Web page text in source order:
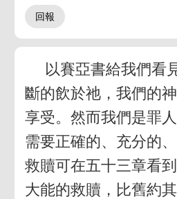
以賽亞書給我們看
斷的飲於祂，我們的
享受。然而我們是罪
需要正確的、充分的
救贖可在五十三章看
大能的救贖，比舊約